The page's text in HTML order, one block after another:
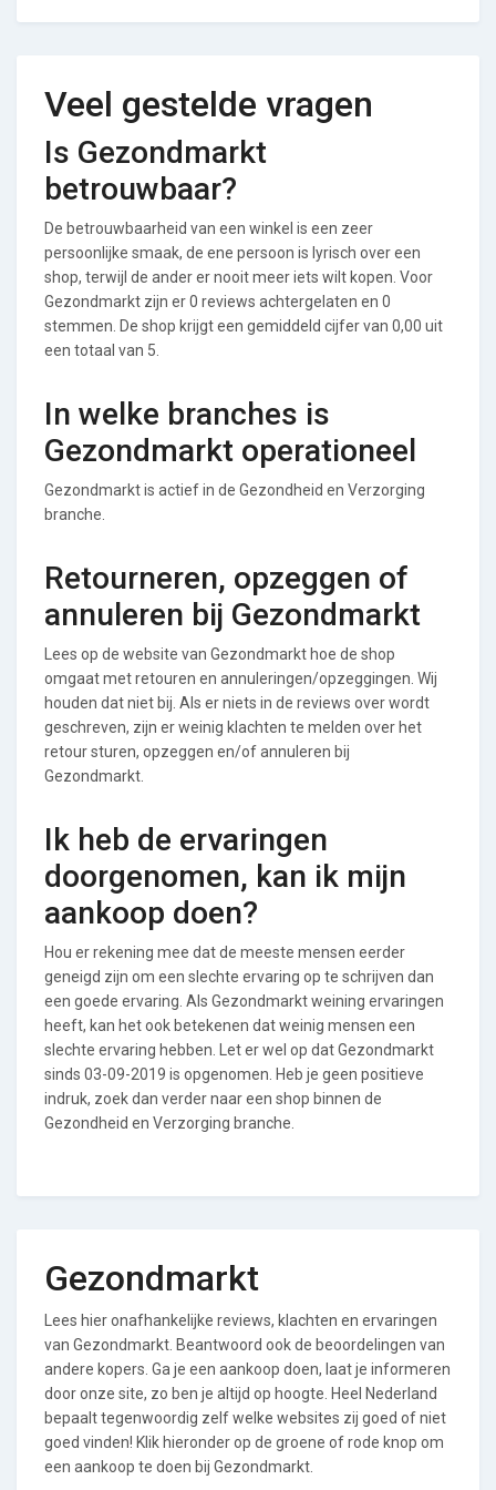
Veel gestelde vragen
Is Gezondmarkt
betrouwbaar?
De betrouwbaarheid van een winkel is een zeer
persoonlijke smaak, de ene persoon is lyrisch over een
shop, terwijl de ander er nooit meer iets wilt kopen. Voor
Gezondmarkt zijn er 0 reviews achtergelaten en 0
stemmen. De shop krijgt een gemiddeld cijfer van 0,00 uit
een totaal van 5.
In welke branches is
Gezondmarkt operationeel
Gezondmarkt is actief in de Gezondheid en Verzorging
branche.
Retourneren, opzeggen of
annuleren bij Gezondmarkt
Lees op de website van Gezondmarkt hoe de shop
omgaat met retouren en annuleringen/opzeggingen. Wij
houden dat niet bij. Als er niets in de reviews over wordt
geschreven, zijn er weinig klachten te melden over het
retour sturen, opzeggen en/of annuleren bij
Gezondmarkt.
Ik heb de ervaringen
doorgenomen, kan ik mijn
aankoop doen?
Hou er rekening mee dat de meeste mensen eerder
geneigd zijn om een slechte ervaring op te schrijven dan
een goede ervaring. Als Gezondmarkt weining ervaringen
heeft, kan het ook betekenen dat weinig mensen een
slechte ervaring hebben. Let er wel op dat Gezondmarkt
sinds 03-09-2019 is opgenomen. Heb je geen positieve
indruk, zoek dan verder naar een shop binnen de
Gezondheid en Verzorging branche.
Gezondmarkt
Lees hier onafhankelijke reviews, klachten en ervaringen
van Gezondmarkt. Beantwoord ook de beoordelingen van
andere kopers. Ga je een aankoop doen, laat je informeren
door onze site, zo ben je altijd op hoogte. Heel Nederland
bepaalt tegenwoordig zelf welke websites zij goed of niet
goed vinden! Klik hieronder op de groene of rode knop om
een aankoop te doen bij Gezondmarkt.